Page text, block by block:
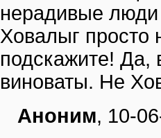
нерадивые люди
Ховалыг просто
подскажите! Да,
виноваты. Не
Аноним, 10-